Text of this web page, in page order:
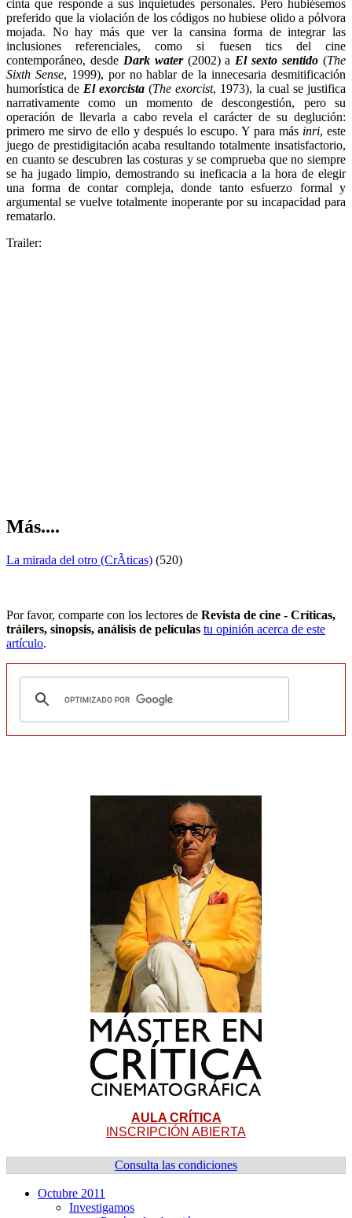
cinta que responde a sus inquietudes personales. Pero hubiésemos
preferido que la violación de los códigos no hubiese olido a pólvora
mojada. No hay más que ver la cansina forma de integrar las
inclusiones referenciales, como si fuesen tics del cine
contemporáneo, desde Dark water(2002) a El sexto sentido (The
Sixth Sense, 1999), por no hablar de la innecesaria desmitificación
humorística de El exorcista (The exorcist, 1973), la cual se justifica
narrativamente como un momento de descongestión, pero su
operación de llevarla a cabo revela el carácter de su deglución:
primero me sirvo de ello y después lo escupo. Y para más inri, este
juego de prestidigitación acaba resultando totalmente insatisfactorio,
en cuanto se descubren las costuras y se comprueba que no siempre
se ha jugado limpio, demostrando su ineficacia a la hora de elegir
una forma de contar compleja, donde tanto esfuerzo formal y
argumental se vuelve totalmente inoperante por su incapacidad para
rematarlo.
Trailer:
Más....
La mirada del otro (CrÃ­ticas) (520)
Por favor, comparte con los lectores de Revista de cine - Críticas,
tráilers, sinopsis, análisis de películas tu opinión acerca de este
artículo.
AULA CRÍTICA
INSCRIPCIÓN ABIERTA
Consulta las condiciones
Octubre 2011
Investigamos